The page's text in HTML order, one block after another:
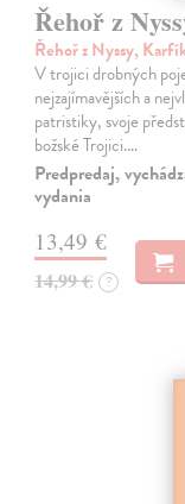
Řehoř z
Řehoř z Nyssy,
V trojici drobných
nejzajímavějších a
patristiky, svoje
božské Trojici.…
Predpredaj,
vydania
13,49 €
14,99 € ?